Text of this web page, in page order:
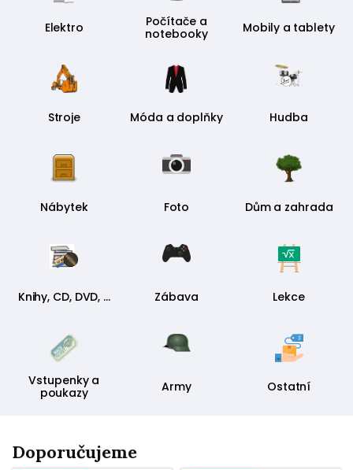
Elektro
Počítače a
notebooky
Mobily a tablety
Stroje Móda a doplňky Hudba
Nábytek Foto Dům a zahrada
Knihy, CD, DVD, ... Zábava Lekce
Vstupenky a
poukazy
Army Ostatní
Doporučujeme